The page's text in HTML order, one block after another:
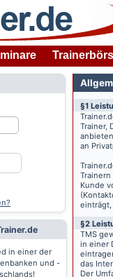
in einer der
und -
§1
Trainer,
an
Kunde
§2
TMS
in einer
das
Der